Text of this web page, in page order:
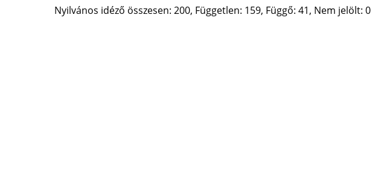
Nyilvános idéző összesen: 200, Független: 159, Függő: 41, Nem jelölt: 0